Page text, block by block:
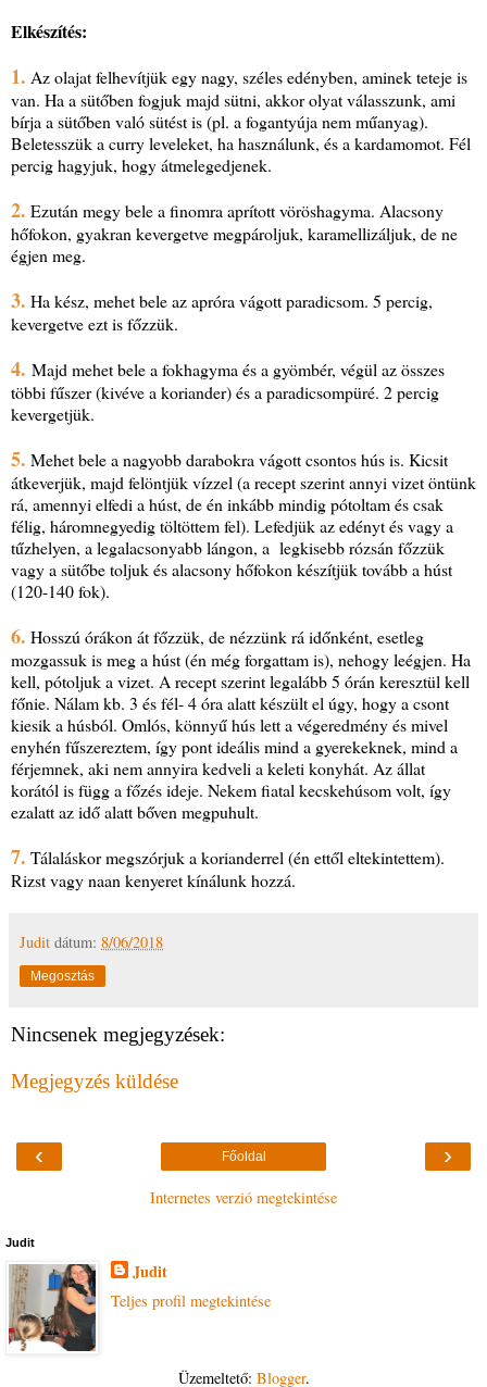
Elkészítés:
1. Az olajat felhevítjük egy nagy, széles edényben, aminek teteje is
van. Ha a sütőben fogjuk majd sütni, akkor olyat válasszunk, ami
bírja a sütőben való sütést is (pl. a fogantyúja nem műanyag).
Beletesszük a curry leveleket, ha használunk, és a kardamomot. Fél
percig hagyjuk, hogy átmelegedjenek.
2. Ezután megy bele a finomra aprított vöröshagyma. Alacsony
hőfokon, gyakran kevergetve megpároljuk, karamellizáljuk, de ne
égjen meg.
3. Ha kész, mehet bele az apróra vágott paradicsom. 5 percig,
kevergetve ezt is főzzük.
4. Majd mehet bele a fokhagyma és a gyömbér, végül az összes
többi fűszer (kivéve a koriander) és a paradicsompüré. 2 percig
kevergetjük.
5. Mehet bele a nagyobb darabokra vágott csontos hús is. Kicsit
átkeverjük, majd felöntjük vízzel (a recept szerint annyi vizet öntünk
rá, amennyi elfedi a húst, de én inkább mindig pótoltam és csak
félig, háromnegyedig töltöttem fel). Lefedjük az edényt és vagy a
tűzhelyen, a legalacsonyabb lángon, a legkisebb rózsán főzzük
vagy a sütőbe toljuk és alacsony hőfokon készítjük tovább a húst
(120-140 fok).
6. Hosszú órákon át főzzük, de nézzünk rá időnként, esetleg
mozgassuk is meg a húst (én még forgattam is), nehogy leégjen. Ha
kell, pótoljuk a vizet. A recept szerint legalább 5 órán keresztül kell
főnie. Nálam kb. 3 és fél- 4 óra alatt készült el úgy, hogy a csont
kiesik a húsból. Omlós, könnyű hús lett a végeredmény és mivel
enyhén fűszereztem, így pont ideális mind a gyerekeknek, mind a
férjemnek, aki nem annyira kedveli a keleti konyhát. Az állat
korától is függ a főzés ideje. Nekem fiatal kecskehúsom volt, így
ezalatt az idő alatt bőven megpuhult.
7. Tálaláskor megszórjuk a korianderrel (én ettől eltekintettem).
Rizst vagy naan kenyeret kínálunk hozzá.
Judit dátum: 8/06/2018
Megosztás
Nincsenek megjegyzések:
Megjegyzés küldése
‹ ›
Főoldal
Internetes verzió megtekintése
Judit
Judit
Teljes profil megtekintése
Üzemeltető: Blogger.